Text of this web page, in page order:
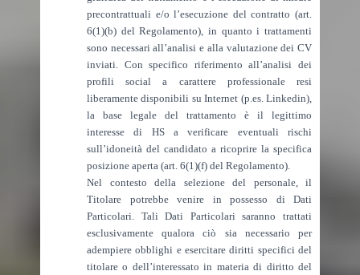
precontrattuali e/o l’esecuzione del contratto (art.
6(1)(b) del Regolamento), in quanto i trattamenti
sono necessari all’analisi e alla valutazione dei CV
inviati. Con specifico riferimento all’analisi dei
profili social a carattere professionale resi
liberamente disponibili su Internet (p.es. Linkedin),
la base legale del trattamento è il legittimo
interesse di HS a verificare eventuali rischi
sull’idoneità del candidato a ricoprire la specifica
posizione aperta (art. 6(1)(f) del Regolamento).
Nel contesto della selezione del personale, il
Titolare potrebbe venire in possesso di Dati
Particolari. Tali Dati Particolari saranno trattati
esclusivamente qualora ciò sia necessario per
adempiere obblighi e esercitare diritti specifici del
titolare o dell’interessato in materia di diritto del